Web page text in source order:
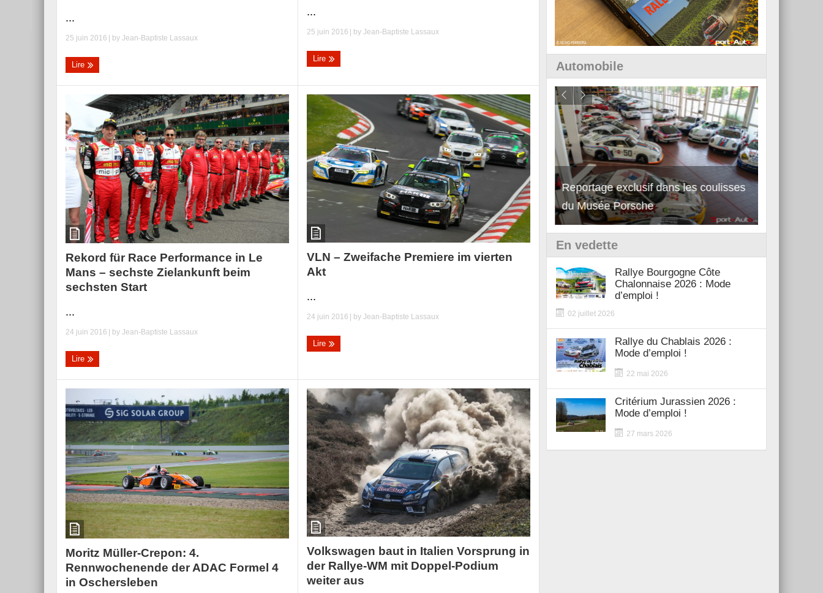
...
25 juin 2016 | by Jean-Baptiste Lassaux
Lire
...
25 juin 2016 | byJean-Baptiste Lassaux
Lire
Rekord für Race Performance in Le
Mans – sechste Zielankunft beim
sechsten Start
...
24 juin 2016 | by Jean-Baptiste Lassaux
Lire
VLN – Zweifache Premiere im vierten
Akt
...
24 juin 2016 | byJean-Baptiste Lassaux
Lire
Moritz Müller-Crepon: 4.
Rennwochenende der ADAC Formel 4
in Oschersleben
Volkswagen baut in Italien Vorsprung in
der Rallye-WM mit Doppel-Podium
weiter aus
Automobile
Essai – Morgan Supersport
Reportage exclusif dans les coulisses
du Musée Porsche
Découverte de la nouvelle Ferrari
12Cilindri Manuale
En vedette
Rallye Bourgogne Côte
Chalonnaise 2026 : Mode
d’emploi !
02 juillet 2026
Rallye du Chablais 2026 :
Mode d’emploi !
22 mai 2026
Critérium Jurassien 2026 :
Mode d’emploi !
27 mars 2026